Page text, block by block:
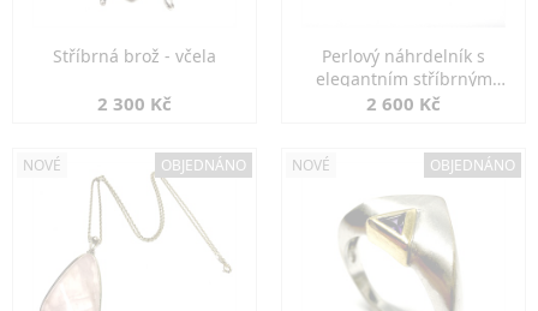
Stříbrná brož - včela
2 300 Kč
Perlový náhrdelník s
elegantním stříbrným
zapínáním
2 600 Kč
NOVÉ OBJEDNÁNO NOVÉ OBJEDNÁNO